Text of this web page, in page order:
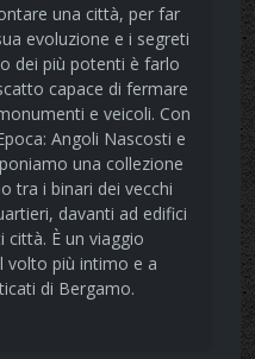
una città, per far
evoluzione e i segreti
dei più potenti è farlo
capace di fermare
e veicoli. Con
Angoli Nascosti e
una collezione
tra i binari dei vecchi
davanti ad edifici
città. È un viaggio
volto più intimo e a
di Bergamo.